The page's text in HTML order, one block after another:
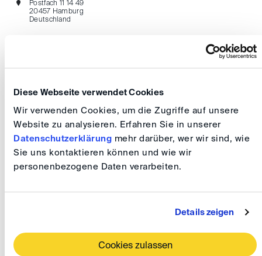
Diese Webseite verwendet Cookies
Wir verwenden Cookies, um die Zugriffe auf unsere
Website zu analysieren. Erfahren Sie in unserer
Datenschutzerklärung mehr darüber, wer wir sind, wie
Sie uns kontaktieren können und wie wir
personenbezogene Daten verarbeiten.
Details zeigen
Cookies zulassen
Postfach 11 14 49
20457 Hamburg
Deutschland
Hanefeld Rechtsanwälte Rechtsanwaltsgesellschaft mbH